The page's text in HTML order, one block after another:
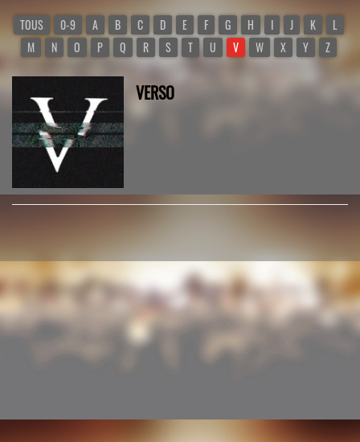
TOUS 0-9 A B C D E F G H I J K
L
M
N O P Q R S T U V W X Y Z
VERSO